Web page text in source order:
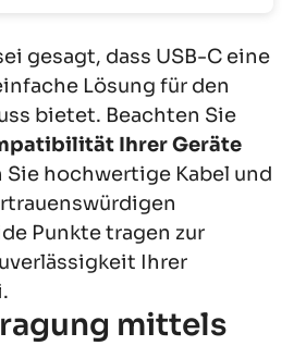
gesagt, dass USB-C eine
Lösung für den
bietet. Beachten Sie
Ihrer Geräte
Sie hochwertige Kabel und
Punkte tragen zur
Ihrer
mittels